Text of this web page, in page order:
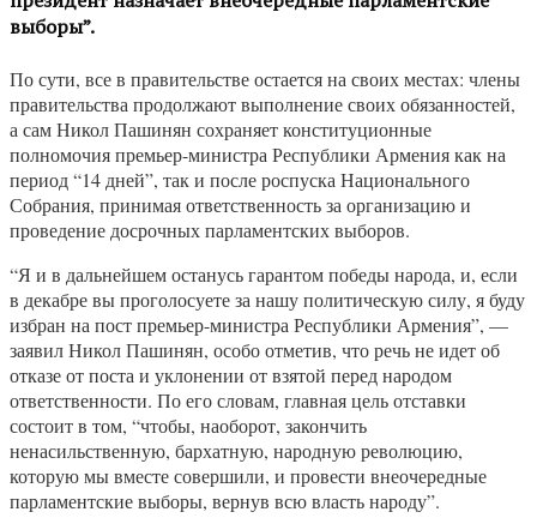
выборы”.
По сути, все в правительстве остается на своих местах: члены
правительства продолжают выполнение своих обязанностей,
а сам Никол Пашинян сохраняет конституционные
полномочия премьер-министра Республики Армения как на
период “14 дней”, так и после роспуска Национального
Собрания, принимая ответственность за организацию и
проведение досрочных парламентских выборов.
“Я и в дальнейшем останусь гарантом победы народа, и, если
в декабре вы проголосуете за нашу политическую силу, я буду
избран на пост премьер-министра Республики Армения”, —
заявил Никол Пашинян, особо отметив, что речь не идет об
отказе от поста и уклонении от взятой перед народом
ответственности. По его словам, главная цель отставки
состоит в том, “чтобы, наоборот, закончить
ненасильственную, бархатную, народную революцию,
которую мы вместе совершили, и провести внеочередные
парламентские выборы, вернув всю власть народу”.